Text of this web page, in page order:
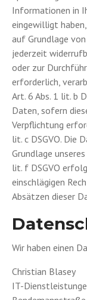
Informationen in
eingewilligt
auf Grundlage
jederzeit
oder zur
erforderlich,
Art. 6 Abs. 1 lit. b
Daten, sofern
Verpflichtung
lit. c DSGVO. Die
Grundlage
lit. f DSGVO
einschlägigen
Absätzen dieser
Wir haben einen
Christian Blasey
IT-